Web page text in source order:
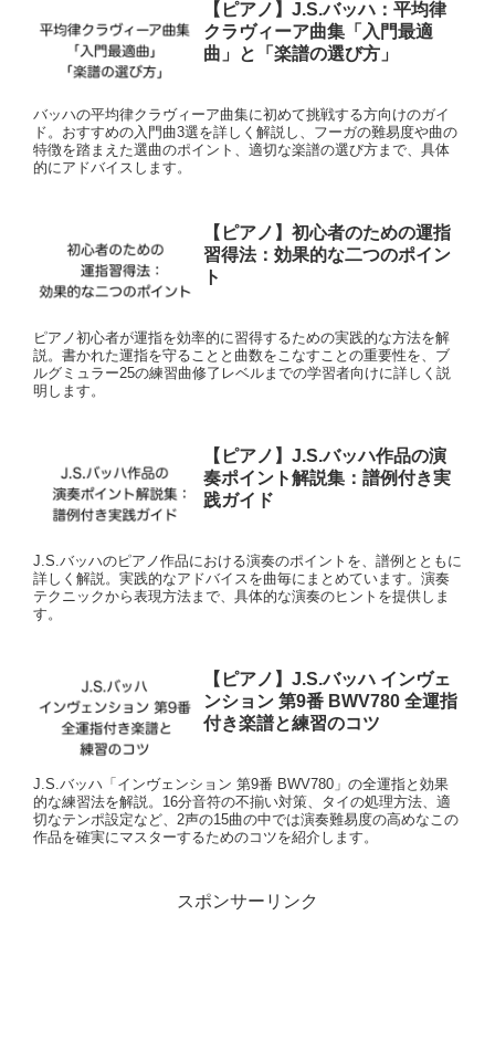
【ピアノ】J.S.バッハ：平均律
クラヴィーア曲集「入門最適
曲」と「楽譜の選び方」
バッハの平均律クラヴィーア曲集に初めて挑戦する方向けのガイ
ド。おすすめの入門曲3選を詳しく解説し、フーガの難易度や曲の
特徴を踏まえた選曲のポイント、適切な楽譜の選び方まで、具体
的にアドバイスします。
【ピアノ】初心者のための運指
習得法：効果的な二つのポイン
ト
ピアノ初心者が運指を効率的に習得するための実践的な方法を解
説。書かれた運指を守ることと曲数をこなすことの重要性を、ブ
ルグミュラー25の練習曲修了レベルまでの学習者向けに詳しく説
明します。
【ピアノ】J.S.バッハ作品の演
奏ポイント解説集：譜例付き実
践ガイド
J.S.バッハのピアノ作品における演奏のポイントを、譜例とともに
詳しく解説。実践的なアドバイスを曲毎にまとめています。演奏
テクニックから表現方法まで、具体的な演奏のヒントを提供しま
す。
【ピアノ】J.S.バッハ インヴェ
ンション 第9番 BWV780 全運指
付き楽譜と練習のコツ
J.S.バッハ「インヴェンション 第9番 BWV780」の全運指と効果
的な練習法を解説。16分音符の不揃い対策、タイの処理方法、適
切なテンポ設定など、2声の15曲の中では演奏難易度の高めなこの
作品を確実にマスターするためのコツを紹介します。
スポンサーリンク